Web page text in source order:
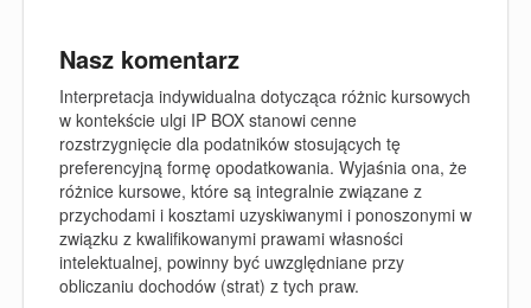
Nasz komentarz
Interpretacja indywidualna dotycząca różnic kursowych
w kontekście ulgi IP BOX stanowi cenne
rozstrzygnięcie dla podatników stosujących tę
preferencyjną formę opodatkowania. Wyjaśnia ona, że
różnice kursowe, które są integralnie związane z
przychodami i kosztami uzyskiwanymi i ponoszonymi w
związku z kwalifikowanymi prawami własności
intelektualnej, powinny być uwzględniane przy
obliczaniu dochodów (strat) z tych praw.